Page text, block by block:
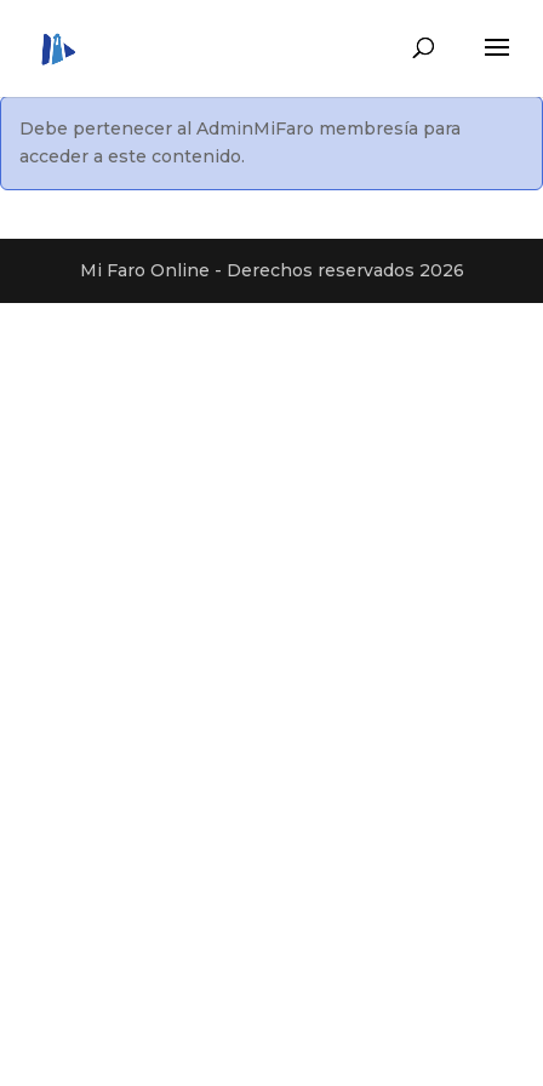
Debe pertenecer al AdminMiFaro membresía para
acceder a este contenido.
Mi Faro Online - Derechos reservados 2026